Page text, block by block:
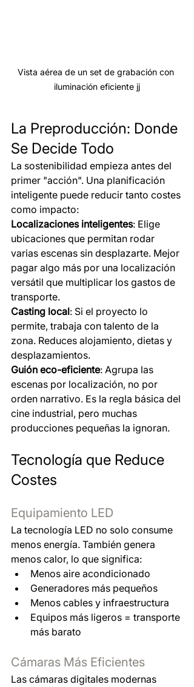
Vista aérea de un set de grabación con
iluminación eficiente jj
La Preproducción: Donde
Se Decide Todo
La sostenibilidad empieza antes del
primer "acción". Una planificación
inteligente puede reducir tanto costes
como impacto:
Localizaciones inteligentes: Elige
ubicaciones que permitan rodar
varias escenas sin desplazarte. Mejor
pagar algo más por una localización
versátil que multiplicar los gastos de
transporte.
Casting local: Si el proyecto lo
permite, trabaja con talento de la
zona. Reduces alojamiento, dietas y
desplazamientos.
Guión eco-eficiente: Agrupa las
escenas por localización, no por
orden narrativo. Es la regla básica del
cine industrial, pero muchas
producciones pequeñas la ignoran.
Tecnología que Reduce
Costes
Equipamiento LED
La tecnología LED no solo consume
menos energía. También genera
menos calor, lo que significa:
Menos aire acondicionado
Generadores más pequeños
Menos cables y infraestructura
Equipos más ligeros = transporte
más barato
Cámaras Más Eficientes
Las cámaras digitales modernas